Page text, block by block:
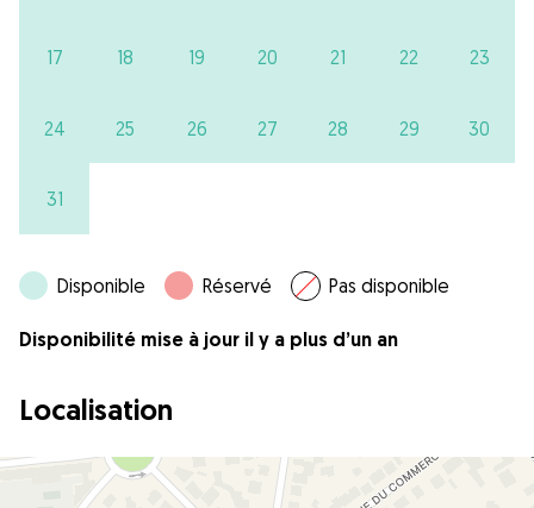
17 18 19 20 21 22 23
24 25 26 27 28 29 30
31
Disponible Réservé Pas disponible
Disponibilité mise à jour il y a plus d’un an
Localisation